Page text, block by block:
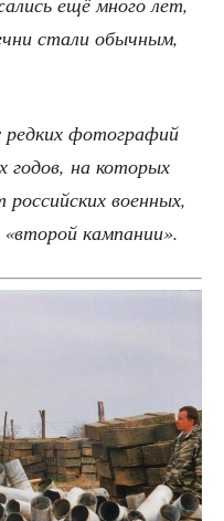
ста­ли обыч­ным,
ред­ких фото­гра­фий
годов, на кото­рых
воен­ных,
кампании».